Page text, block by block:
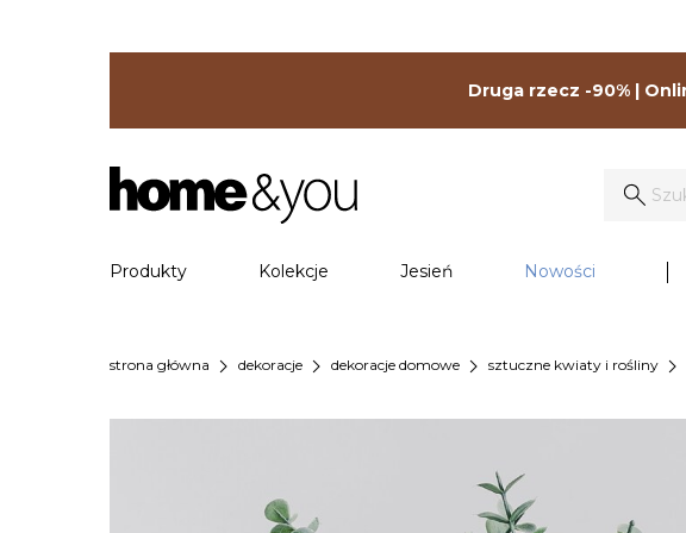
Druga rzecz -90% |
Produkty Kolekcje Jesień Nowości
strona główna chevron_right dekoracje chevron_right dekoracje domowe chevron_right sztuczne kwiaty i rośliny chevron_right